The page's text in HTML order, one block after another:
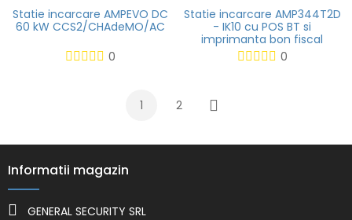
Statie incarcare AMPEVO DC
60 kW CCS2/CHAdeMO/AC
0
Statie incarcare AMP344T2D
- IK10 cu POS BT si
imprimanta bon fiscal
0
1 2
Urmatorul
Informatii magazin
GENERAL SECURITY SRL